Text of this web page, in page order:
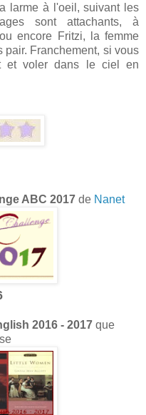
larme à l'oeil, suivant les
sont attachants, à
encore Fritzi, la femme
pair. Franchement, si vous
et voler dans le ciel en
ABC 2017de Nanet
2016 - 2017 que